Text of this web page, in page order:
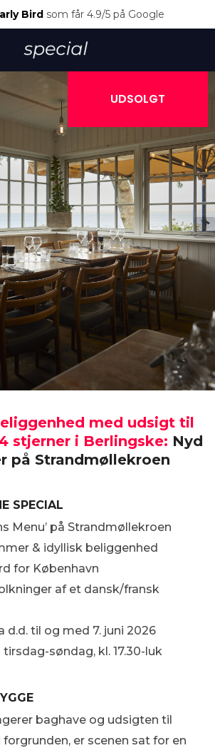
Bird som får 4.9/5 på Google
UDSOLGT
med udsigt til
stjerner i Berlingske: Nyd
på Strandmøllekroen
SPECIAL
Menu’ på Strandmøllekroen
& idyllisk beliggenhed
for København
af et dansk/fransk
d.d. til og med 7. juni 2026
søndag, kl. 17.30-luk
baghave og udsigten til
er scenen sat for en